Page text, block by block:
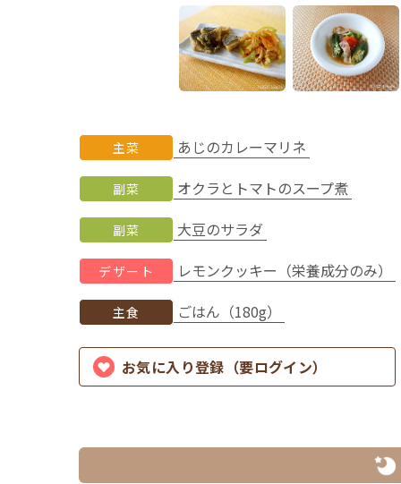
主菜 あじのカレーマリネ
副菜 オクラとトマトのスープ煮
副菜 大豆のサラダ
デザート レモンクッキー（栄養成分のみ）
主食 ごはん（180g）
お気に入り登録（要ログイン）